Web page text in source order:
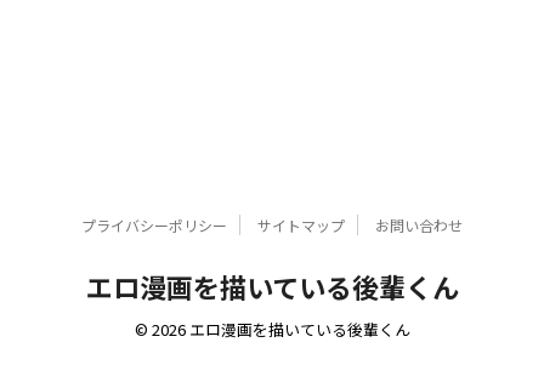
プライバシーポリシー サイトマップ お問い合わせ
エロ漫画を描いている後輩くん
© 2026 エロ漫画を描いている後輩くん